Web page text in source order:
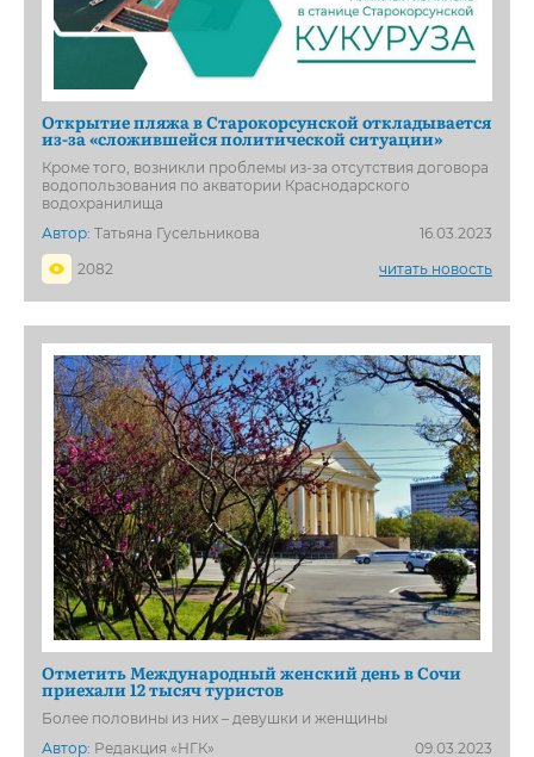
Открытие пляжа в Старокорсунской откладывается
из-за «сложившейся политической ситуации»
Кроме того, возникли проблемы из-за отсутствия договора
водопользования по акватории Краснодарского
водохранилища
Автор: Татьяна Гусельникова
16.03.2023
2082
читать новость
Отметить Международный женский день в Сочи
приехали 12 тысяч туристов
Более половины из них – девушки и женщины
Автор: Редакция «НГК» 09.03.2023